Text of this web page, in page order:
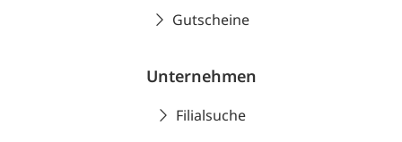
Gutscheine
Unternehmen
Filialsuche